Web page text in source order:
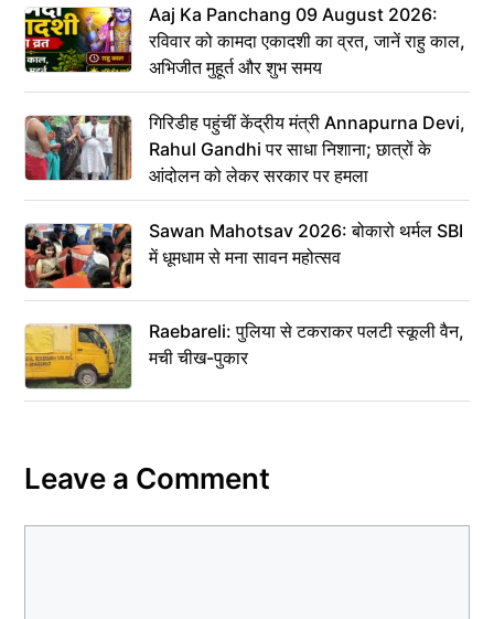
Aaj Ka Panchang 09 August 2026:
रविवार को कामदा एकादशी का व्रत, जानें राहु काल,
अभिजीत मुहूर्त और शुभ समय
गिरिडीह पहुंचीं केंद्रीय मंत्री Annapurna Devi,
Rahul Gandhi पर साधा निशाना; छात्रों के
आंदोलन को लेकर सरकार पर हमला
Sawan Mahotsav 2026: बोकारो थर्मल SBI
में धूमधाम से मना सावन महोत्सव
Raebareli: पुलिया से टकराकर पलटी स्कूली वैन,
मची चीख-पुकार
Leave a Comment